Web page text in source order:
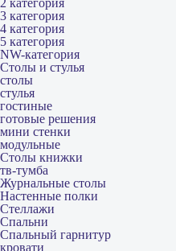
2 категория
3 категория
4 категория
5 категория
NW-категория
Столы и стулья
столы
стулья
гостиные
готовые решения
мини стенки
модульные
Столы книжки
тв-тумба
Журнальные столы
Настенные полки
Стеллажи
Спальни
Спальный гарнитур
кровати